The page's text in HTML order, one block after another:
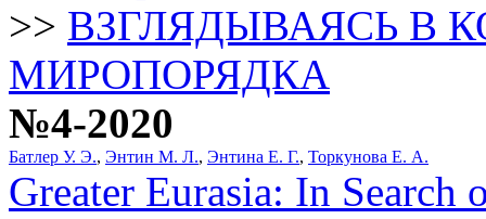
>> ВЗГЛЯДЫВАЯСЬ В
МИРОПОРЯДКА
№4-2020
Батлер У. Э., Энтин М. Л., Энтина Е. Г., Торкунова Е. А.
Greater Eurasia: In Search